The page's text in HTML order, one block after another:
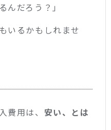
んだろう？」
いるかもしれませ
費用は、 安い、とは